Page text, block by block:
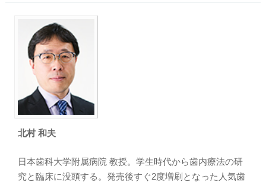
北村 和夫
日本歯科大学附属病院 教授。学生時代から歯内療法の研
究と臨床に没頭する。発売後すぐ2度増刷となった人気歯